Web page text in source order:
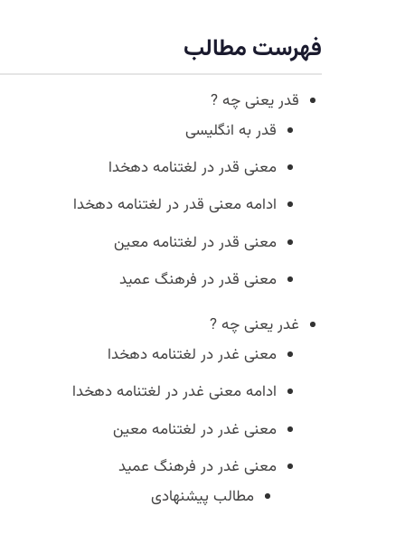
فهرست مطالب
قدر یعنی چه ?
قدر به انگلیسی
معنی قدر در لغتنامه دهخدا
ادامه معنی قدر در لغتنامه دهخدا
معنی قدر در لغتنامه معین
معنی قدر در فرهنگ عمید
غدر یعنی چه ?
معنی غدر در لغتنامه دهخدا
ادامه معنی غدر در لغتنامه دهخدا
معنی غدر در لغتنامه معین
معنی غدر در فرهنگ عمید
مطالب پیشنهادی